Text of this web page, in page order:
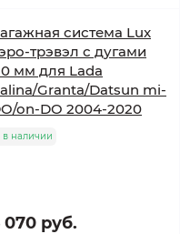
система Lux
трэвэл с дугами
мм для Lada
Granta/Datsun mi-
on-DO 2004-2020
в наличии
070 руб.